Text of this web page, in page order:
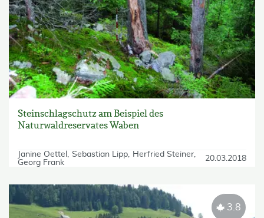
Steinschlagschutz am Beispiel des
Naturwaldreservates Waben
Janine Oettel Sebastian Lipp
Herfried Steiner
Georg Frank
20.03.2018
3.8